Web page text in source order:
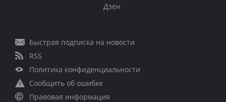
Дзен
Быстрая подписка на новости
RSS
Политика конфиденциальности
Сообщить об ошибке
Правовая информация